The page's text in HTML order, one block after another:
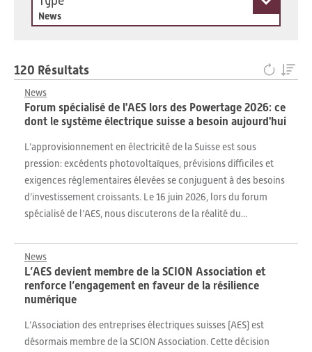
News
120 Résultats
News
Forum spécialisé de l'AES lors des Powertage 2026: ce
dont le système électrique suisse a besoin aujourd'hui
L’approvisionnement en électricité de la Suisse est sous
pression: excédents photovoltaïques, prévisions difficiles et
exigences réglementaires élevées se conjuguent à des besoins
d’investissement croissants. Le 16 juin 2026, lors du forum
spécialisé de l’AES, nous discuterons de la réalité du...
News
L’AES devient membre de la SCION Association et
renforce l’engagement en faveur de la résilience
numérique
L’Association des entreprises électriques suisses (AES) est
désormais membre de la SCION Association. Cette décision